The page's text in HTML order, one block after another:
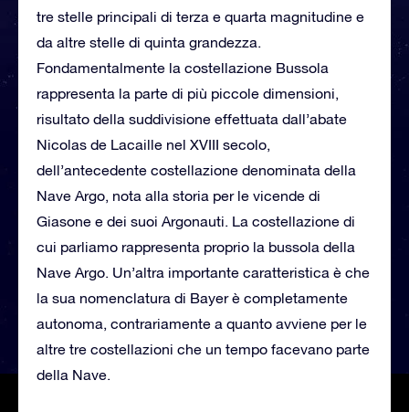
tre stelle principali di terza e quarta magnitudine e
da altre stelle di quinta grandezza.
Fondamentalmente la costellazione Bussola
rappresenta la parte di più piccole dimensioni,
risultato della suddivisione effettuata dall’abate
Nicolas de Lacaille nel XVIII secolo,
dell’antecedente costellazione denominata della
Nave Argo, nota alla storia per le vicende di
Giasone e dei suoi Argonauti. La costellazione di
cui parliamo rappresenta proprio la bussola della
Nave Argo. Un’altra importante caratteristica è che
la sua nomenclatura di Bayer è completamente
autonoma, contrariamente a quanto avviene per le
altre tre costellazioni che un tempo facevano parte
della Nave.